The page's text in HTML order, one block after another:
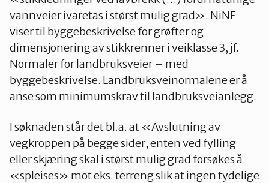
vannveier ivaretas i størst mulig grad». NiNF
viser til byggebeskrivelse for grøfter og
dimensjonering av stikkrenner i veiklasse 3, jf.
Normaler for landbruksveier – med
byggebeskrivelse. Landbruksveinormalene er å
anse som minimumskrav til landbruksveianlegg.
I søknaden står det bl.a. at «Avslutning av
vegkroppen på begge sider, enten ved fylling
eller skjæring skal i størst mulig grad forsøkes å
«spleises» mot eks. terreng slik at ingen tydelige